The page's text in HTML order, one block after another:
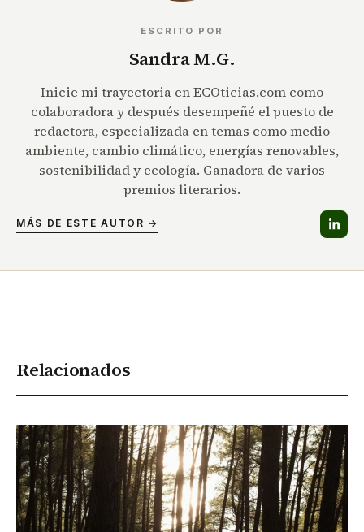
ESCRITO POR
Sandra M.G.
Inicie mi trayectoria en ECOticias.com como
colaboradora y después desempeñé el puesto de
redactora, especializada en temas como medio
ambiente, cambio climático, energías renovables,
sostenibilidad y ecología. Ganadora de varios
premios literarios.
MÁS DE ESTE AUTOR →
Relacionados